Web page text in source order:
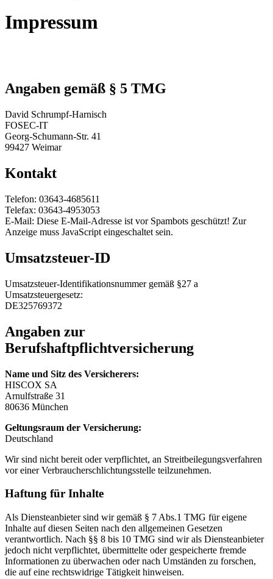
Impressum
Angaben gemäß § 5 TMG
David Schrumpf-Harnisch
FOSEC-IT
Georg-Schumann-Str. 41
99427 Weimar
Kontakt
Telefon: 03643-4685611
Telefax: 03643-4953053
E-Mail: Diese E-Mail-Adresse ist vor Spambots geschützt! Zur
Anzeige muss JavaScript eingeschaltet sein.
Umsatzsteuer-ID
Umsatzsteuer-Identifikationsnummer gemäß §27 a
Umsatzsteuergesetz:
DE325769372
Angaben zur
Berufshaftpflichtversicherung
Name und Sitz des Versicherers:
HISCOX SA
Arnulfstraße 31
80636 München
Geltungsraum der Versicherung:
Deutschland
Wir sind nicht bereit oder verpflichtet, an Streitbeilegungsverfahren
vor einer Verbraucherschlichtungsstelle teilzunehmen.
Haftung für Inhalte
Als Diensteanbieter sind wir gemäß § 7 Abs.1 TMG für eigene
Inhalte auf diesen Seiten nach den allgemeinen Gesetzen
verantwortlich. Nach §§ 8 bis 10 TMG sind wir als Diensteanbieter
jedoch nicht verpflichtet, übermittelte oder gespeicherte fremde
Informationen zu überwachen oder nach Umständen zu forschen,
die auf eine rechtswidrige Tätigkeit hinweisen.